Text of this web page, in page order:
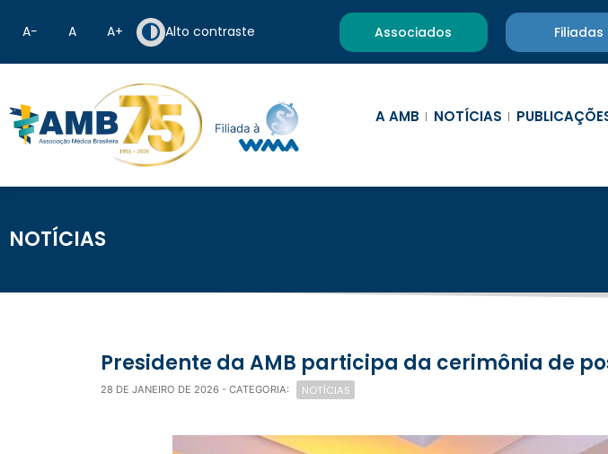
A− A A+ Alto contraste Associados Filiadas
A AMB NOTÍCIAS
NOTÍCIAS
Presidente da AMB participa da cerimônia de
28 DE JANEIRO DE 2026 - CATEGORIA: NOTÍCIAS